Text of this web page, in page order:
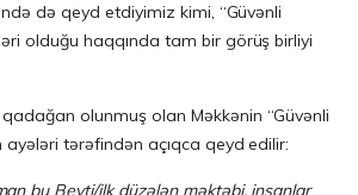
də qeyd etdiyimiz kimi, “Güvənli
olduğu haqqında tam bir görüş birliyi
olunmuş olan Məkkənin “Güvənli
ayələri tərəfindən açıqca qeyd edilir:
bu Beyti/ilk düzələn məktəbi, insanlar